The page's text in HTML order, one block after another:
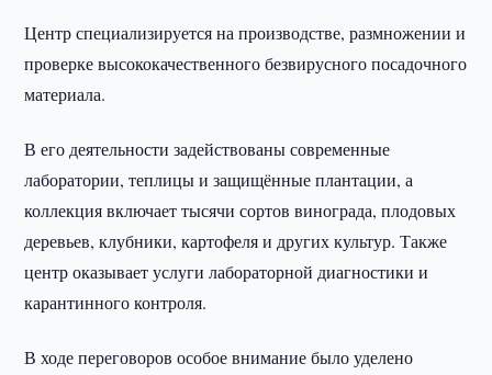
Центр специализируется на производстве, размножении и
проверке высококачественного безвирусного посадочного
материала.
В его деятельности задействованы современные
лаборатории, теплицы и защищённые плантации, а
коллекция включает тысячи сортов винограда, плодовых
деревьев, клубники, картофеля и других культур. Также
центр оказывает услуги лабораторной диагностики и
карантинного контроля.
В ходе переговоров особое внимание было уделено